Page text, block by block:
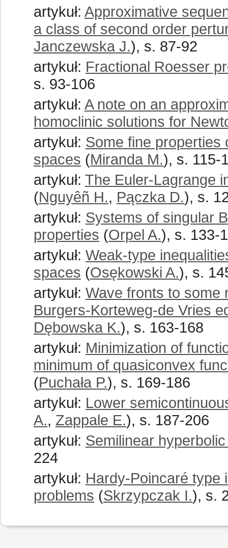
artykuł: Approximative
a class of second order
Janczewska J.), s. 87-92
artykuł: Fractional Roesser
s. 93-106
artykuł: A note on an
homoclinic solutions for
artykuł: Some fine properties
spaces (Miranda M.), s. 115-
artykuł: The Euler-Lagrange
(Nguyêñ H., Pączka D.), s.
artykuł: Systems of singular
properties (Orpel A.), s. 133-
artykuł: Weak-type
spaces (Osękowski A.), s.
artykuł: Wave fronts to some
Burgers-Korteweg-de Vries
Dębowska K.), s. 163-168
artykuł: Minimization of
minimum of quasiconvex
(Puchała P.), s. 169-186
artykuł: Lower
A., Zappale E.), s. 187-206
artykuł: Semilinear
224
artykuł: Hardy-Poincaré type
problems (Skrzypczak I.), s.